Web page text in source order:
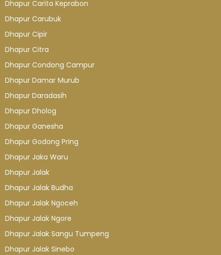
Dhapur Carita Keprabon
Dhapur Carubuk
Dhapur Cipir
Dhapur Citra
Dhapur Condong Campur
Dhapur Damar Murub
Dhapur Daradasih
Dhapur Dholog
Dhapur Ganesha
Dhapur Godong Pring
Dhapur Jaka Waru
Dhapur Jalak
Dhapur Jalak Budha
Dhapur Jalak Ngoceh
Dhapur Jalak Ngore
Dhapur Jalak Sangu Tumpeng
Dhapur Jalak Sinebo